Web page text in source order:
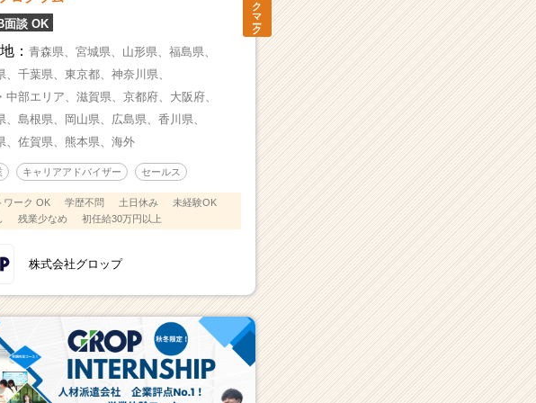
面談 OK
： 青森県、 宮城県、 山形県、 福島県、
千葉県、 東京都、 神奈川県、
中部エリア、 滋賀県、 京都府、 大阪府、
島根県、 岡山県、 広島県、 香川県、
佐賀県、 熊本県、 海外
キャリアアドバイザー セールス
ワーク OK 学歴不問 土日休み
未経験OK
残業少なめ 初任給30万円以上
株式会社グロップ